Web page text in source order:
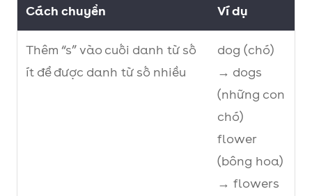
Cách chuyển Ví dụ
Thêm “s” vào cuối danh từ số
ít để được danh từ số nhiều
dog (chó)
→ dogs
(những con
chó)
flower
(bông hoa)
→ flowers